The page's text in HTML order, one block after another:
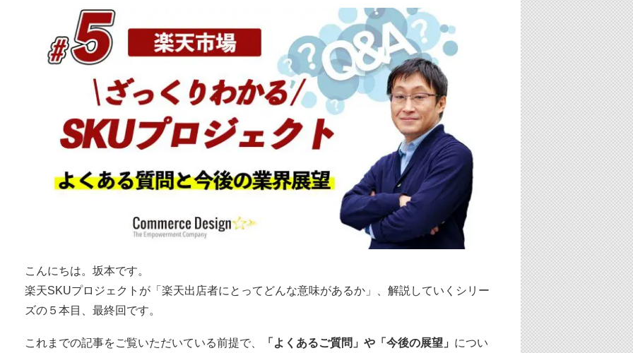
こんにちは。坂本です。
楽天SKUプロジェクトが「楽天出店者にとってどんな意味があるか」、解説していくシリー
ズの５本目、最終回です。
これまでの記事をご覧いただいている前提で、 「よくあるご質問」や「今後の展望」 につい